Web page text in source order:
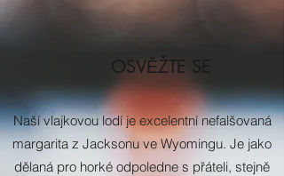
OSVĚŽTE SE
Naší vlajkovou lodí je excelentní nefalšovaná
margarita z Jacksonu ve Wyomingu. Je jako
dělaná pro horké odpoledne s přáteli, stejně